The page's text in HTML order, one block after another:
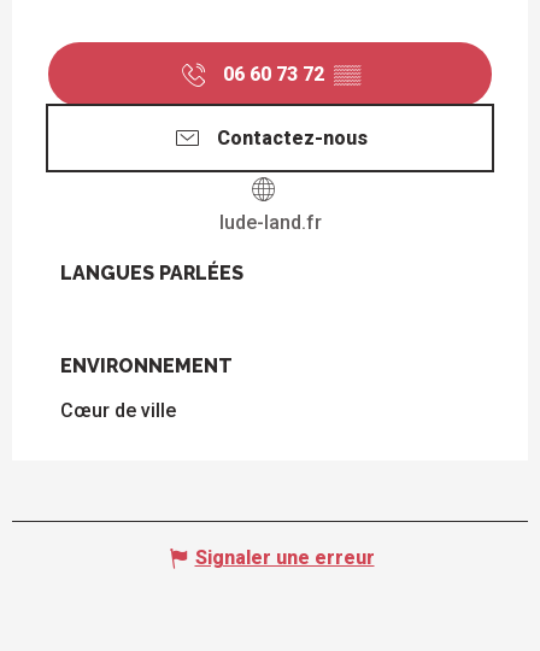
06 60 73 72 ▒▒
Contactez-nous
lude-land.fr
LANGUES PARLÉES
LANGUES PARLÉES
ENVIRONNEMENT
ENVIRONNEMENT
Cœur de ville
Signaler une erreur